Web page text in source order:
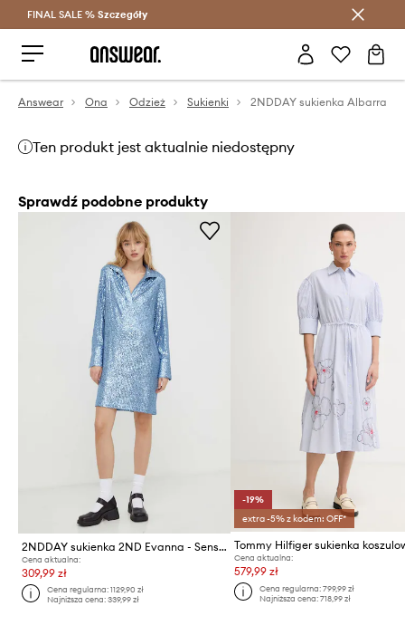
Oszczędzaj z Answear Club >
FINAL SALE % Szczegóły
Answear Ona Odzież Sukienki 2NDDAY sukienka Albarra
Ten produkt jest aktualnie niedostępny
Sprawdź podobne produkty
2NDDAY sukienka 2ND Evanna - Sensual Glam
Cena aktualna:
309,99 zł
Cena regularna:1129,90 zł
Najniższa cena:339,99 zł
-19%
extra -5% z kodem: OFF*
Cena aktualna:
579,99 zł
Cena regularna: 799,99 zł
Najniższa cena: 718,99 zł